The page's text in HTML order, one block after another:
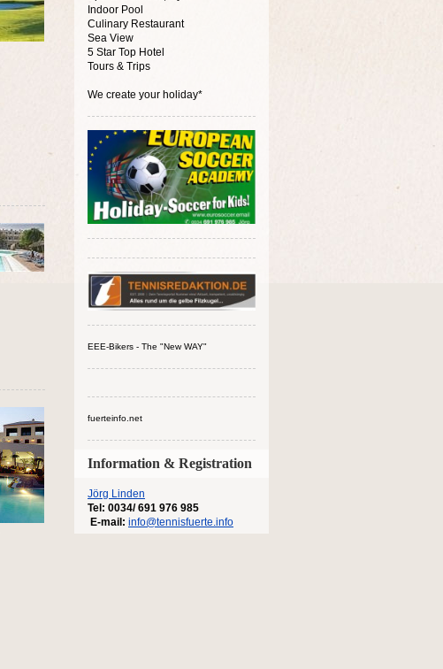
Indoor Pool
Culinary Restaurant
Sea View
5 Star Top Hotel
Tours & Trips
We create your holiday*
EEE-Bikers - The "New WAY"
fuerteinfo.net
Information & Registration
Jörg Linden
Tel: 0034/ 691 976 985
E-mail: info@tennisfuerte.info